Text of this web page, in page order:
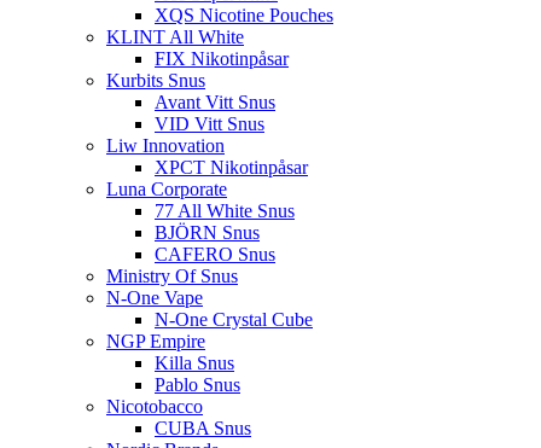
XQS Nicotine Pouches
KLINT All White
FIX Nikotinpåsar
Kurbits Snus
Avant Vitt Snus
VID Vitt Snus
Liw Innovation
XPCT Nikotinpåsar
Luna Corporate
77 All White Snus
BJÖRN Snus
CAFERO Snus
Ministry Of Snus
N-One Vape
N-One Crystal Cube
NGP Empire
Killa Snus
Pablo Snus
Nicotobacco
CUBA Snus